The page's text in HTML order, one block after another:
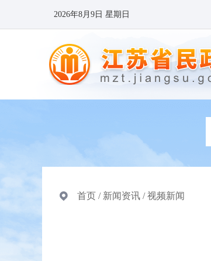
2026年8月9日 星期日
首页 / 新闻资讯 /视频新闻